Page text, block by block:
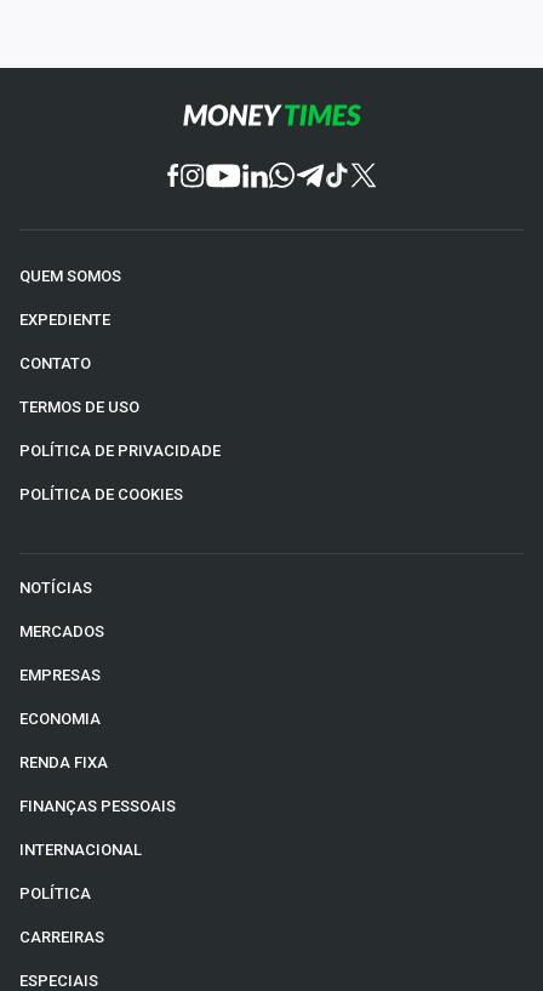
QUEM SOMOS
EXPEDIENTE
CONTATO
TERMOS DE USO
POLÍTICA DE PRIVACIDADE
POLÍTICA DE COOKIES
NOTÍCIAS
MERCADOS
EMPRESAS
ECONOMIA
RENDA FIXA
FINANÇAS PESSOAIS
INTERNACIONAL
POLÍTICA
CARREIRAS
ESPECIAIS